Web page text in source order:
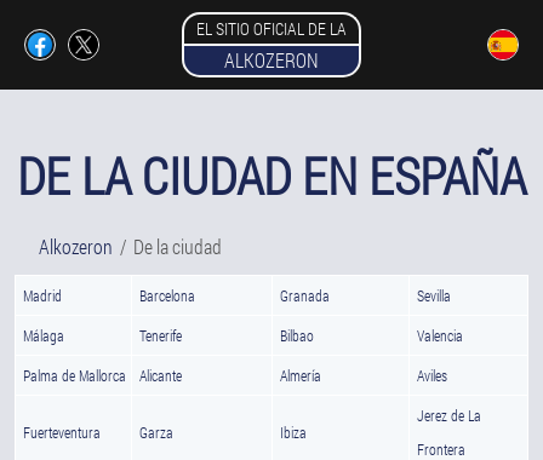
EL SITIO OFICIAL DE LA
ALKOZERON
DE LA CIUDAD EN ESPAÑA
Alkozeron De la ciudad
Madrid Barcelona Granada Sevilla
Málaga Tenerife Bilbao Valencia
Palma de Mallorca Alicante Almería Aviles
Fuerteventura Garza Ibiza
Jerez de La
Frontera